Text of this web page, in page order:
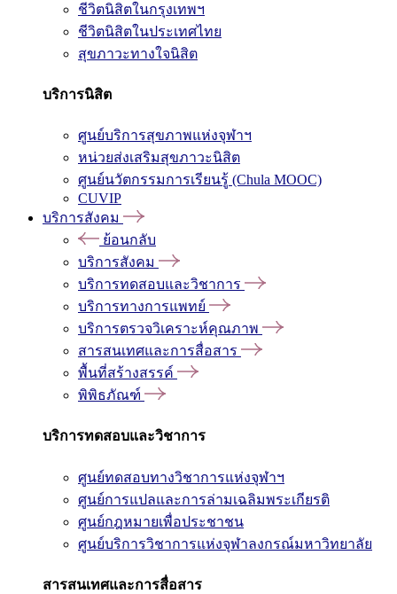
ชีวิตนิสิตในกรุงเทพฯ
ชีวิตนิสิตในประเทศไทย
สุขภาวะทางใจนิสิต
บริการนิสิต
ศูนย์บริการสุขภาพแห่งจุฬาฯ
หน่วยส่งเสริมสุขภาวะนิสิต
ศูนย์นวัตกรรมการเรียนรู้ (Chula MOOC)
CUVIP
บริการสังคม
ย้อนกลับ
บริการสังคม
บริการทดสอบและวิชาการ
บริการทางการแพทย์
บริการตรวจวิเคราะห์คุณภาพ
สารสนเทศและการสื่อสาร
พื้นที่สร้างสรรค์
พิพิธภัณฑ์
บริการทดสอบและวิชาการ
ศูนย์ทดสอบทางวิชาการแห่งจุฬาฯ
ศูนย์การแปลและการล่ามเฉลิมพระเกียรติ
ศูนย์กฎหมายเพื่อประชาชน
ศูนย์บริการวิชาการแห่งจุฬาลงกรณ์มหาวิทยาลัย
สารสนเทศและการสื่อสาร